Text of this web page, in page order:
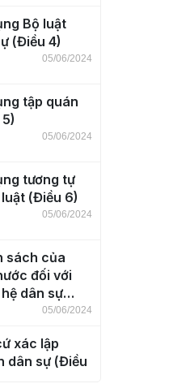
Bộ luật
(Điều 4)
05/06/2024
tập quán
05/06/2024
tương tự
(Điều 6)
05/06/2024
sách của
đối với
dân sự
05/06/2024
xác lập
dân sự (Điều